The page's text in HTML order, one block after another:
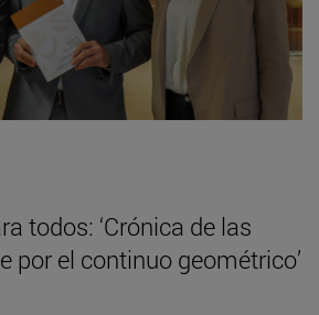
todos: ‘Crónica de las
por el continuo geométrico’